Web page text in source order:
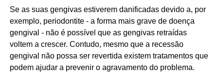
Se as suas gengivas estiverem danificadas devido a, por
exemplo, periodontite - a forma mais grave de doença
gengival - não é possível que as gengivas retraídas
voltem a crescer. Contudo, mesmo que a recessão
gengival não possa ser revertida existem tratamentos que
podem ajudar a prevenir o agravamento do problema.